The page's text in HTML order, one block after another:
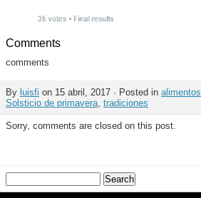
Comments
comments
By luisfi on 15 abril, 2017 · Posted in alimentos
Solsticio de primavera tradiciones
Sorry, comments are closed on this post.